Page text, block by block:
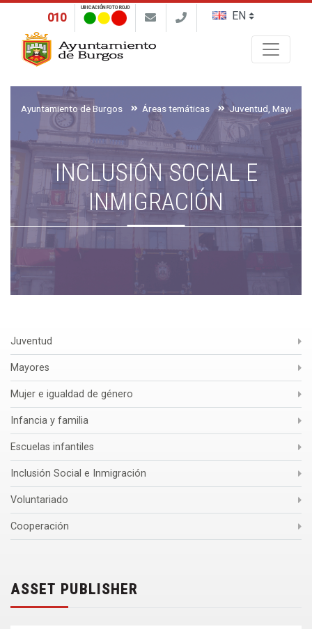
010
UBICACIÓN FOTO ROJO
Ayuntamiento de Burgos Áreas temáticas
INCLUSIÓN SOCIAL E
INMIGRACIÓN
Juventud
Mayores
Mujer e igualdad de género
Infancia y familia
Escuelas infantiles
Inclusión Social e Inmigración
Voluntariado
Cooperación
ASSET PUBLISHER